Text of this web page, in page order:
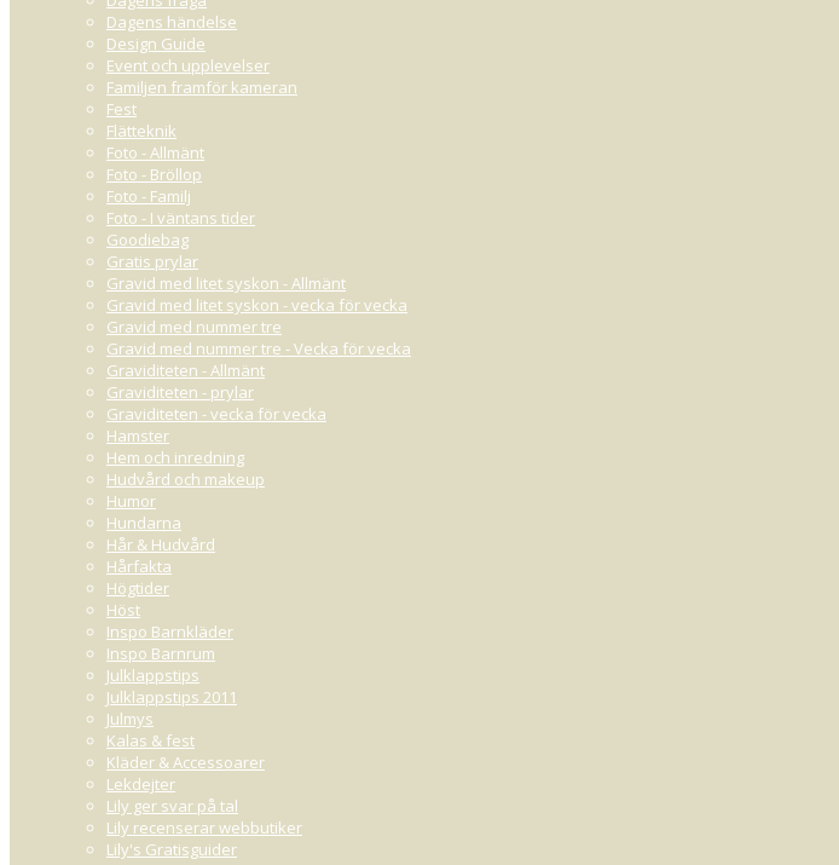
Dagens händelse
Design Guide
Event och upplevelser
Familjen framför kameran
Fest
Flätteknik
Foto - Allmänt
Foto - Bröllop
Foto - Familj
Foto - I väntans tider
Goodiebag
Gratis prylar
Gravid med litet syskon - Allmänt
Gravid med litet syskon - vecka för vecka
Gravid med nummer tre
Gravid med nummer tre - Vecka för vecka
Graviditeten - Allmänt
Graviditeten - prylar
Graviditeten - vecka för vecka
Hamster
Hem och inredning
Hudvård och makeup
Humor
Hundarna
Hår & Hudvård
Hårfakta
Högtider
Höst
Inspo Barnkläder
Inspo Barnrum
Julklappstips
Julklappstips 2011
Julmys
Kalas & fest
Kläder & Accessoarer
Lekdejter
Lily ger svar på tal
Lily recenserar webbutiker
Lily's Gratisguider